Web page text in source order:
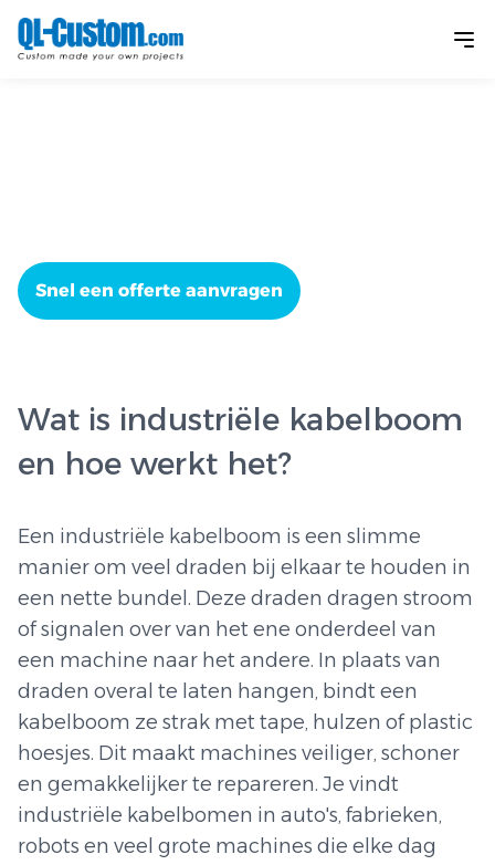
Snel een offerte aanvragen
Wat is industriële kabelboom
en hoe werkt het?
Een industriële kabelboom is een slimme
manier om veel draden bij elkaar te houden in
een nette bundel. Deze draden dragen stroom
of signalen over van het ene onderdeel van
een machine naar het andere. In plaats van
draden overal te laten hangen, bindt een
kabelboom ze strak met tape, hulzen of plastic
hoesjes. Dit maakt machines veiliger, schoner
en gemakkelijker te repareren. Je vindt
industriële kabelbomen in auto's, fabrieken,
robots en veel grote machines die elke dag